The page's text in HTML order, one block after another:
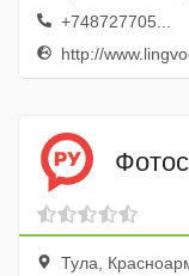
+748727705...
http://
Тула,